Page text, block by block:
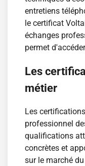
entretiens
le certificat
échanges
permet
Les
métier
Les
professionnel
qualifications
concrètes et
sur le marché